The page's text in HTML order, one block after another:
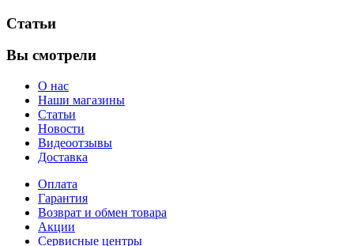
Статьи
Вы смотрели
О нас
Наши магазины
Статьи
Новости
Видеоотзывы
Доставка
Оплата
Гарантия
Возврат и обмен товара
Акции
Сервисные центры